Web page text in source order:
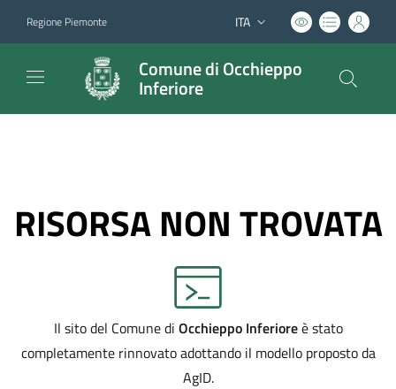
Regione Piemonte Lingua attiva:
ITA
Comune di Occhieppo
Inferiore
RISORSA NON TROVATA
Il sito del Comune di Occhieppo Inferioreè stato
completamente rinnovato adottando il modello proposto da
AgID.